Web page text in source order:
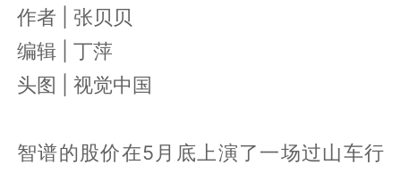
作者 | 张贝贝
编辑 | 丁萍
头图 | 视觉中国
智谱的股价在5月底上演了一场过山车行